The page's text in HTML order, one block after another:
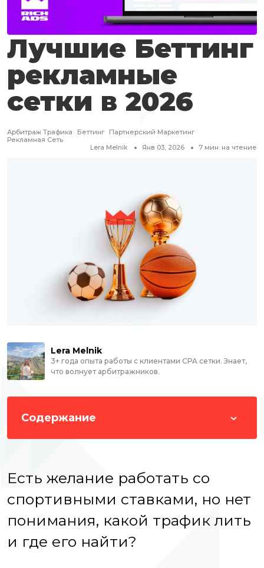
Лучшие Беттинг
рекламные
сетки в 2026
Арбитраж Трафика Беттинг
Партнерский Маркетинг
Рекламная Сеть
Lera Melnik
Янв 03, 2026 7 мин. на чтение
Lera Melnik
3+ года опыта работы с клиентами CPA сетки. Знает,
что волнует арбитражников.
Содержание
Есть желание работать со
спортивными ставками, но нет
понимания, какой трафик лить
и где его найти?